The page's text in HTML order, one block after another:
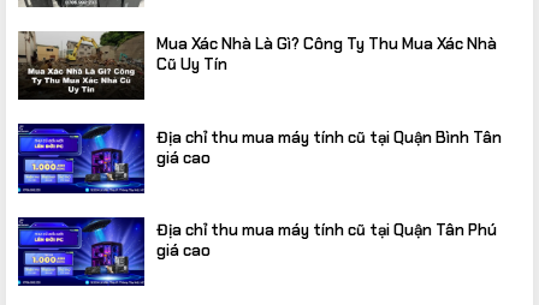
Mua Xác Nhà Là Gì? Công Ty Thu Mua Xác Nhà
Cũ Uy Tín
Địa chỉ thu mua máy tính cũ tại Quận Bình Tân
giá cao
Địa chỉ thu mua máy tính cũ tại Quận Tân Phú
giá cao